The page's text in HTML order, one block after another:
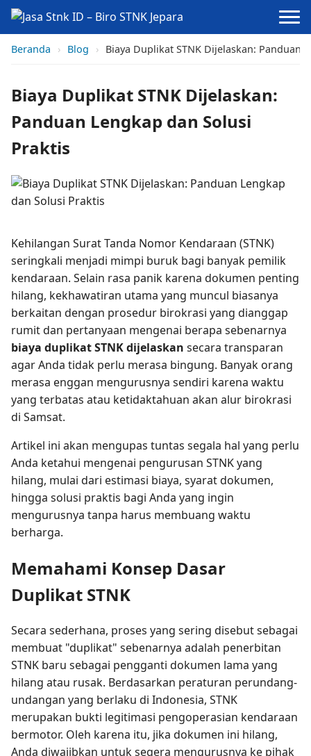
Beranda › Blog › Biaya Duplikat STNK Dijelaskan: Panduan
Biaya Duplikat STNK Dijelaskan:
Panduan Lengkap dan Solusi
Praktis
Kehilangan Surat Tanda Nomor Kendaraan (STNK)
seringkali menjadi mimpi buruk bagi banyak pemilik
kendaraan. Selain rasa panik karena dokumen penting
hilang, kekhawatiran utama yang muncul biasanya
berkaitan dengan prosedur birokrasi yang dianggap
rumit dan pertanyaan mengenai berapa sebenarnya
biaya duplikat STNK dijelaskan secara transparan
agar Anda tidak perlu merasa bingung. Banyak orang
merasa enggan mengurusnya sendiri karena waktu
yang terbatas atau ketidaktahuan akan alur birokrasi
di Samsat.
Artikel ini akan mengupas tuntas segala hal yang perlu
Anda ketahui mengenai pengurusan STNK yang
hilang, mulai dari estimasi biaya, syarat dokumen,
hingga solusi praktis bagi Anda yang ingin
mengurusnya tanpa harus membuang waktu
berharga.
Memahami Konsep Dasar
Duplikat STNK
Secara sederhana, proses yang sering disebut sebagai
membuat "duplikat" sebenarnya adalah penerbitan
STNK baru sebagai pengganti dokumen lama yang
hilang atau rusak. Berdasarkan peraturan perundang-
undangan yang berlaku di Indonesia, STNK
merupakan bukti legitimasi pengoperasian kendaraan
bermotor. Oleh karena itu, jika dokumen ini hilang,
Anda diwajibkan untuk segera mengurusnya ke pihak